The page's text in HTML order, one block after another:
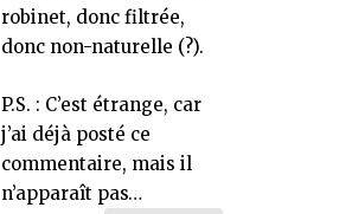
robinet, donc filtrée,
donc non-naturelle (?).
P.S. : C’est étrange, car
j’ai déjà posté ce
commentaire, mais il
n’apparaît pas…